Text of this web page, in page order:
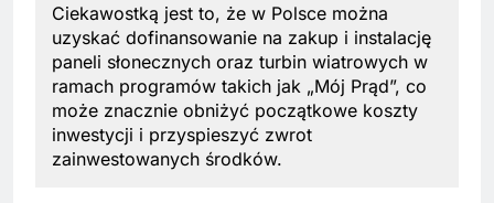
Ciekawostką jest to, że w Polsce można
uzyskać dofinansowanie na zakup i instalację
paneli słonecznych oraz turbin wiatrowych w
ramach programów takich jak „Mój Prąd”, co
może znacznie obniżyć początkowe koszty
inwestycji i przyspieszyć zwrot
zainwestowanych środków.